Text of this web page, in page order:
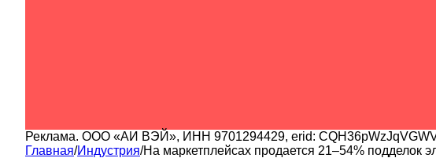
Реклама. ООО «АИ ВЭЙ», ИНН 9701294429, erid:
Главная/Индустрия/На маркетплейсах продается 21–54% подделок